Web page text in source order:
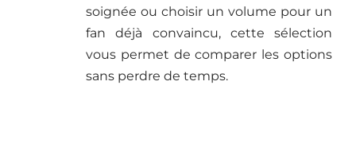
soignée ou choisir un volume pour un
fan déjà convaincu, cette sélection
vous permet de comparer les options
sans perdre de temps.